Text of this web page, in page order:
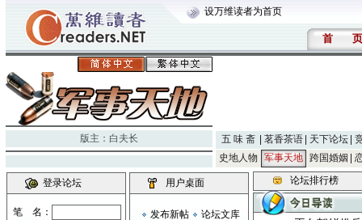
设万维读者为首页
首 页
版主： 白夫长 五 味 斋 茗香茶语 天下论坛
史地人物
军事天地 跨国婚姻
登录论坛
笔 名：
用户桌面
发布新帖
论坛文库
论坛排行榜